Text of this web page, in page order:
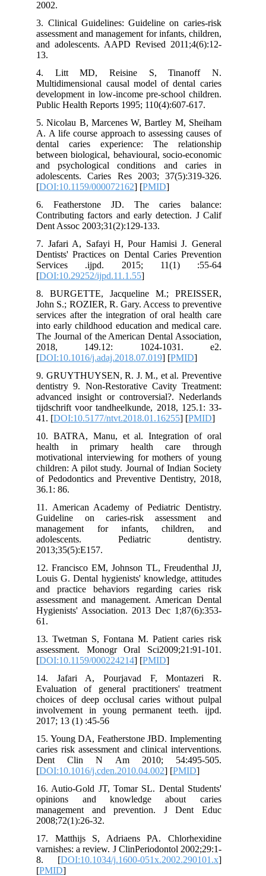
2002.
3. Clinical Guidelines: Guideline on caries-risk
assessment and management for infants, children,
and adolescents. AAPD Revised 2011;4(6):12-
13.
4. Litt MD, Reisine S, Tinanoff N.
Multidimensional causal model of dental caries
development in low-income pre-school children.
Public Health Reports 1995; 110(4):607-617.
5. Nicolau B, Marcenes W, Bartley M, Sheiham
A. A life course approach to assessing causes of
dental caries experience: The relationship
between biological, behavioural, socio-economic
and psychological conditions and caries in
adolescents. Caries Res 2003; 37(5):319-326.
[DOI:10.1159/000072162] [PMID
6. Featherstone JD. The caries balance:
Contributing fac‌tors and early detection. J Calif
Dent Assoc 2003;31(2):129-133.
7. Jafari A, Safayi H, Pour Hamisi J. General
Dentists' Practices on Dental Caries Prevention
Services .ijpd. 2015; 11(1) :55-64
[DOI:10.29252/ijpd.11.1.55
8. BURGETTE, Jacqueline M.; PREISSER,
John S.; ROZIER, R. Gary. Access to preventive
services after the integration of oral health care
into early childhood education and medical care.
The Journal of the American Dental Association,
2018, 149.12: 1024-1031. e2.‌
[DOI:10.1016/j.adaj.2018.07.019] [PMID
9. GRUYTHUYSEN, R. J. M., et al. Preventive
dentistry 9. Non-Restorative Cavity Treatment:
advanced insight or controversial?. Nederlands
tijdschrift voor tandheelkunde, 2018, 125.1: 33-
41.‌ [DOI:10.5177/ntvt.2018.01.16255] [PMID
10. BATRA, Manu, et al. Integration of oral
health in primary health care through
motivational interviewing for mothers of young
children: A pilot study. Journal of Indian Society
of Pedodontics and Preventive Dentistry, 2018,
36.1: 86.‌
11. American Academy of Pediatric Dentistry.
Guideline on caries-risk assessment and
management for infants, children, and
adolescents. Pediatric dentistry.
2013;35(5):E157.
12. Francisco EM, Johnson TL, Freudenthal JJ,
Louis G. Dental hygienists' knowledge, attitudes
and practice behaviors regarding caries risk
assessment and management. American Dental
Hygienists' Association. 2013 Dec 1;87(6):353-
61.
13. Twetman S, Fontana M. Patient caries risk
assessment. Monogr Oral Sci2009;21:91-101.
[DOI:10.1159/000224214] [PMID
14. Jafari A, Pourjavad F, Montazeri R.
Evaluation of general practitioners' treatment
choices of deep occlusal caries without pulpal
involvement in young permanent teeth. ijpd.
2017; 13 (1) :45-56
15. Young DA, Featherstone JBD. Implementing
caries risk assessment and clinical interventions.
Dent Clin N Am 2010; 54:495-505.
[DOI:10.1016/j.cden.2010.04.002] [PMID
16. Autio-Gold JT, Tomar SL. Dental Students'
opinions and knowledge about caries
management and prevention. J Dent Educ
2008;72(1):26-32.
17. Matthijs S, Adriaens PA. Chlorhexidine
varnishes: a review. J ClinPeriodontol 2002;29:1-
8. [DOI:10.1034/j.1600-051x.2002.290101.x
[PMID